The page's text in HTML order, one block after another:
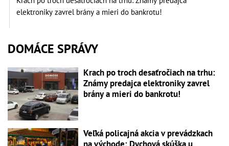
elektroniky zavrel brány a mieri do bankrotu!
DOMÁCE SPRÁVY
Krach po troch desaťročiach na trhu:
Známy predajca elektroniky zavrel
brány a mieri do bankrotu!
Veľká policajná akcia v prevádzkach